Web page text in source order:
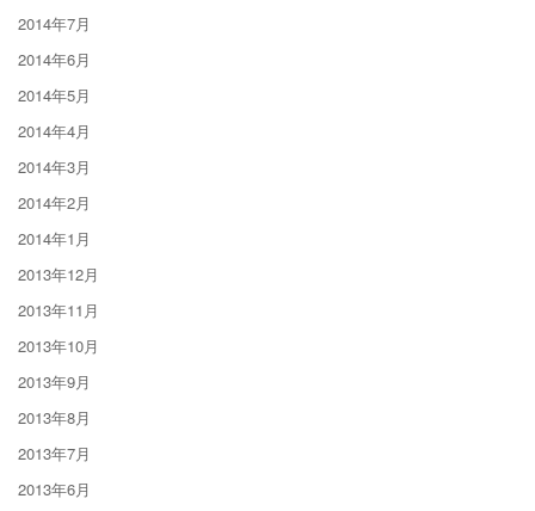
2014年7月
2014年6月
2014年5月
2014年4月
2014年3月
2014年2月
2014年1月
2013年12月
2013年11月
2013年10月
2013年9月
2013年8月
2013年7月
2013年6月